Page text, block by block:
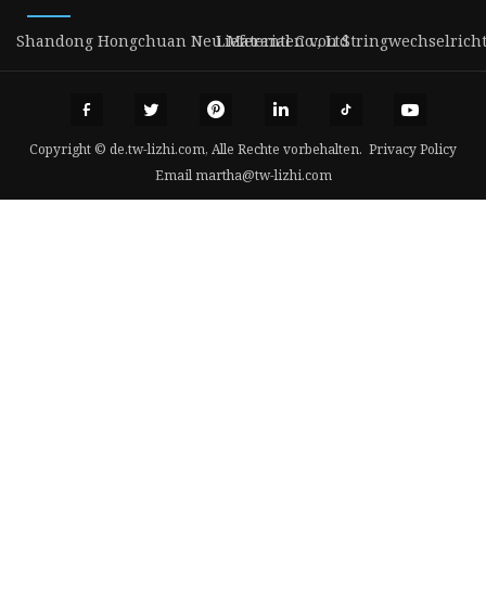
Shandong Hongchuan Neu Material Co., Ltd
Lieferanten von
Copyright © de.tw-lizhi.com, Alle Rechte vorbehalten. Privacy Policy
Emailmartha@tw-lizhi.com